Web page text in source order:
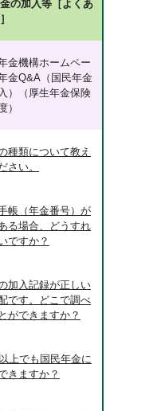
の加入等［よくあ
金機構ホームペー
金Q&A（国民年金
）（厚生年金保険
）
種類について教え
さい。
帳（年金番号）が
る場合、どうすれ
ですか？
加入記録が正しい
です。どこで調べ
ができますか？
上でも国民年金に
きますか？